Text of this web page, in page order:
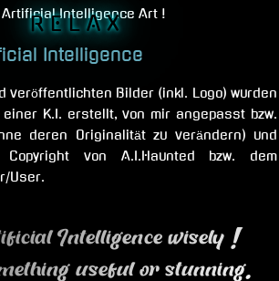
R E L A X
Artificial Intelligence Art !
Intelligence
veröffentlichten Bilder (inkl. Logo) wurden
einer K.I. erstellt, von mir angepasst bzw.
deren Originalität zu verändern) und
Copyright von A.I.Haunted bzw. dem
User.
Intelligence wisely !
useful or stunning.